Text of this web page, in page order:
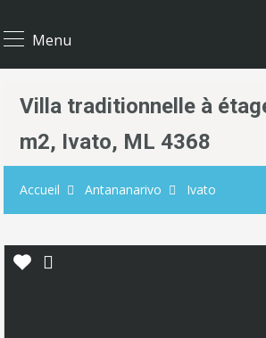
Menu
Villa traditionnelle à
m2, Ivato, ML 4368
Accueil Antananarivo Ivato